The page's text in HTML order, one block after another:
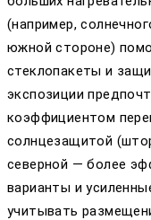
(например,
южной стороне)
стеклопакеты и
экспозиции
коэффициентом
солнцезащитой
северной — более
варианты и
учитывать